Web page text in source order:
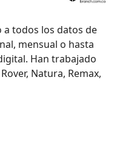
a todos los datos de
mensual o hasta
Han trabajado
Natura, Remax,